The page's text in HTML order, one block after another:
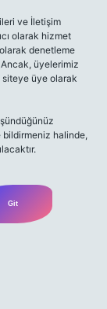
ve İletişim
olarak hizmet
denetleme
üyelerimiz
siteye üye olarak
halinde,